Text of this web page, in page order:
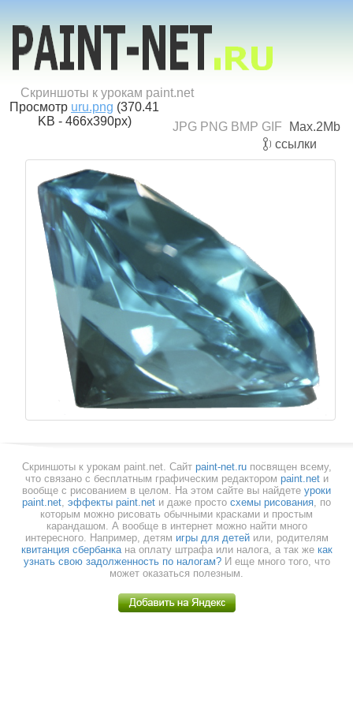
Скриншоты к урокам paint.net
JPG PNG BMP GIF Max.2Mb
Просмотр uru.png (370.41
KB - 466x390px)
ссылки
Скриншоты к урокам paint.net. Cайт paint-net.ruпосвящен всему,
что связано с бесплатным графическим редактором paint.netи
вообще с рисованием в целом. На этом сайте вы найдете уроки
paint.net, эффекты paint.net и даже просто схемы рисования, по
которым можно рисовать обычными красками и простым
карандашом. А вообще в интернет можно найти много
интересного. Например, детям игры для детейили, родителям
квитанция сбербанкана оплату штрафа или налога, а так же как
узнать свою задолженность по налогам?И еще много того, что
может оказаться полезным.